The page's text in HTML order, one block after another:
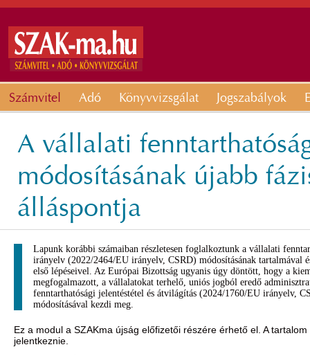
Számvitel Adó Könyvvizsgálat Jogszabályok
A vállalati
módosításának újabb
álláspontja
Lapunk korábbi számaiban részletesen foglalkoztunk a vállalati
irányelv (2022/2464/EU irányelv, CSRD) módosításának tartalmával
első lépéseivel. Az Európai Bizottság ugyanis úgy döntött, hogy a
megfogalmazott, a vállalatokat terhelő, uniós jogból eredő
fenntarthatósági jelentéstétel és átvilágítás (2024/1760/EU irányelv,
módosításával kezdi meg.
Ez a modul a SZAKma újság előfizetői részére érhető el. A
jelentkeznie.